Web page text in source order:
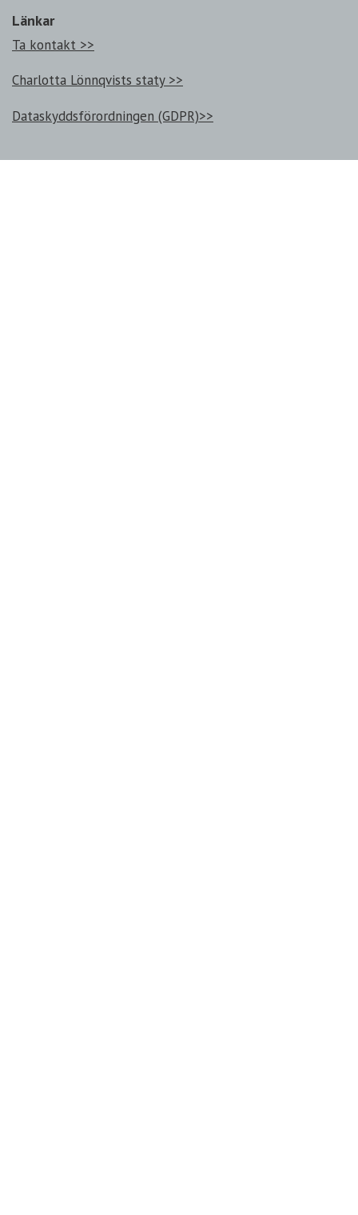
Länkar
Ta kontakt >>
Charlotta Lönnqvists staty >>
Dataskyddsförordningen (GDPR)>>